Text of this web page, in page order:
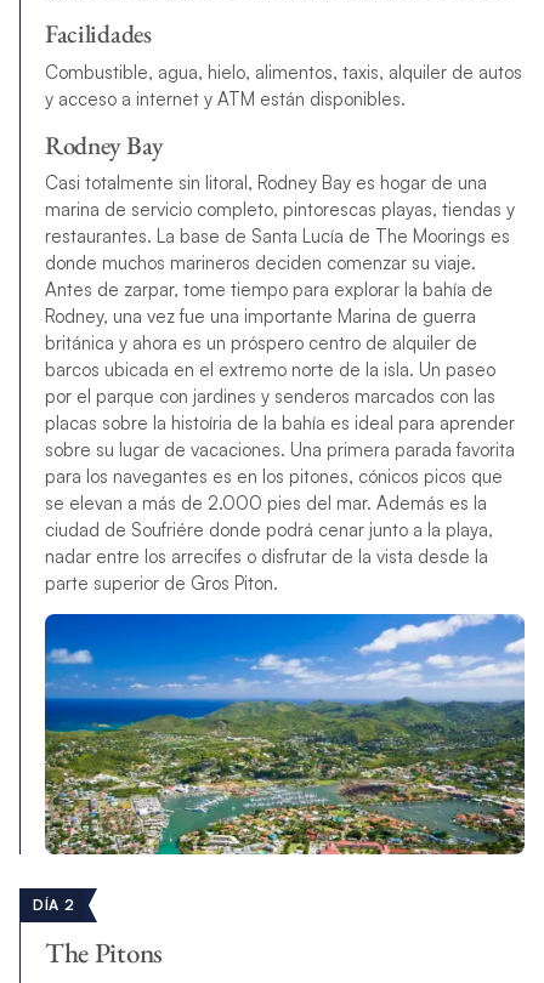
Facilidades
Combustible, agua, hielo, alimentos, taxis, alquiler de autos
y acceso a internet y ATM están disponibles.
Rodney Bay
Casi totalmente sin litoral, Rodney Bay es hogar de una
marina de servicio completo, pintorescas playas, tiendas y
restaurantes. La base de Santa Lucía de The Moorings es
donde muchos marineros deciden comenzar su viaje.
Antes de zarpar, tome tiempo para explorar la bahía de
Rodney, una vez fue una importante Marina de guerra
británica y ahora es un próspero centro de alquiler de
barcos ubicada en el extremo norte de la isla. Un paseo
por el parque con jardines y senderos marcados con las
placas sobre la histoíria de la bahía es ideal para aprender
sobre su lugar de vacaciones. Una primera parada favorita
para los navegantes es en los pitones, cónicos picos que
se elevan a más de 2.000 pies del mar. Además es la
ciudad de Soufriére donde podrá cenar junto a la playa,
nadar entre los arrecifes o disfrutar de la vista desde la
parte superior de Gros Piton.
DÍA 2
The Pitons